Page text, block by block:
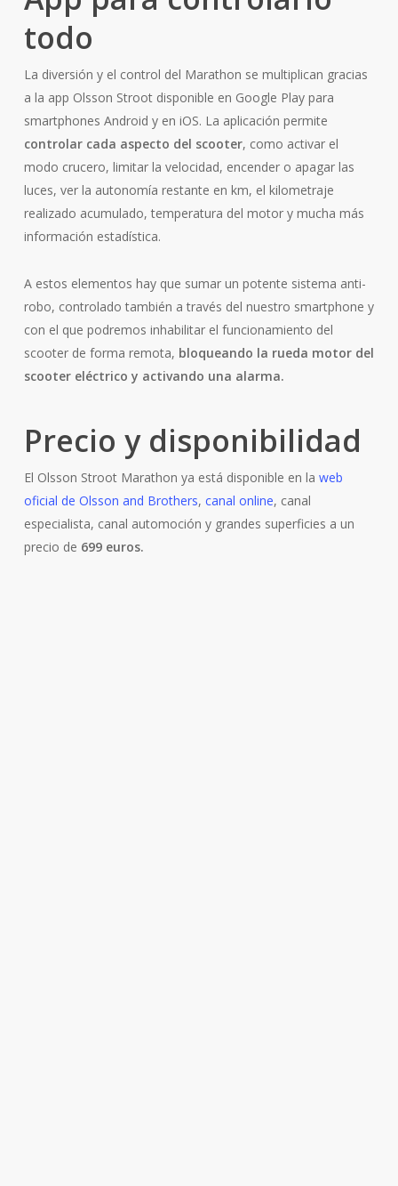
todo
La diversión y el control del Marathon se multiplican gracias
a la app Olsson Stroot disponible en Google Play para
smartphones Android y en iOS. La aplicación permite
controlar cada aspecto del scooter, como activar el
modo crucero, limitar la velocidad, encender o apagar las
luces, ver la autonomía restante en km, el kilometraje
realizado acumulado, temperatura del motor y mucha más
información estadística.
A estos elementos hay que sumar un potente sistema anti-
robo, controlado también a través del nuestro smartphone y
con el que podremos inhabilitar el funcionamiento del
scooter de forma remota, bloqueando la rueda motor del
scooter eléctrico y activando una alarma.
Precio y disponibilidad
El Olsson Stroot Marathon ya está disponible en la web
oficial de Olsson and Brothers, canal online, canal
especialista, canal automoción y grandes superficies a un
precio de 699 euros.